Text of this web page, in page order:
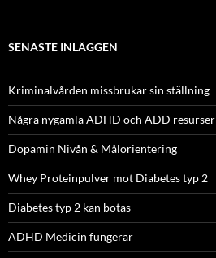
SENASTE INLÄGGEN
Kriminalvården missbrukar sin ställning
Några nygamla ADHD och ADD resurser
Dopamin Nivån & Målorientering
Whey Proteinpulver mot Diabetes typ 2
Diabetes typ 2 kan botas
ADHD Medicin fungerar